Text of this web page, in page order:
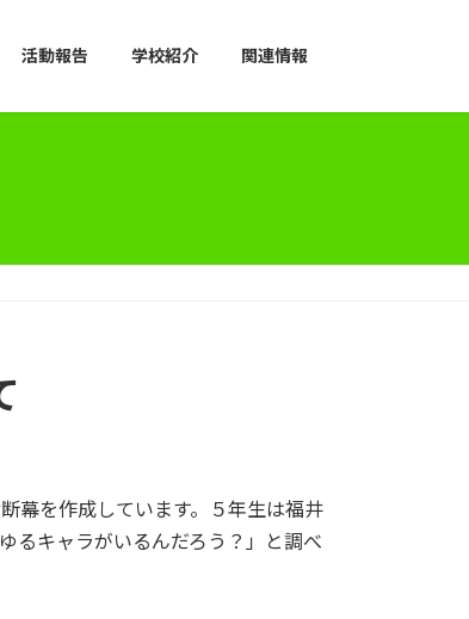
活動報告 学校紹介 関連情報
幕を作成しています。５年生は福井
るキャラがいるんだろう？」と調べ